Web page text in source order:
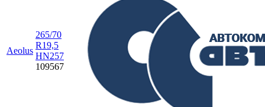
Aeolus
265/70
R19,5
HN257
109567